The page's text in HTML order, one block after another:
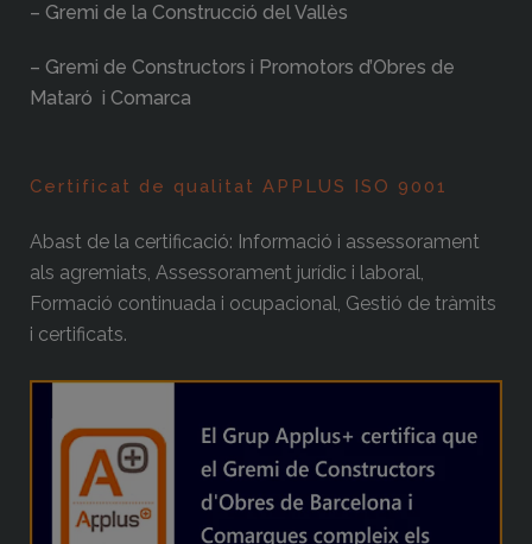
– Gremi de la Construcció del Vallès
– Gremi de Constructors i Promotors d’Obres de
Mataró i Comarca
Certificat de qualitat APPLUS ISO 9001
Abast de la certificació: Informació i assessorament
als agremiats, Assessorament jurídic i laboral,
Formació continuada i ocupacional, Gestió de tràmits
i certificats.